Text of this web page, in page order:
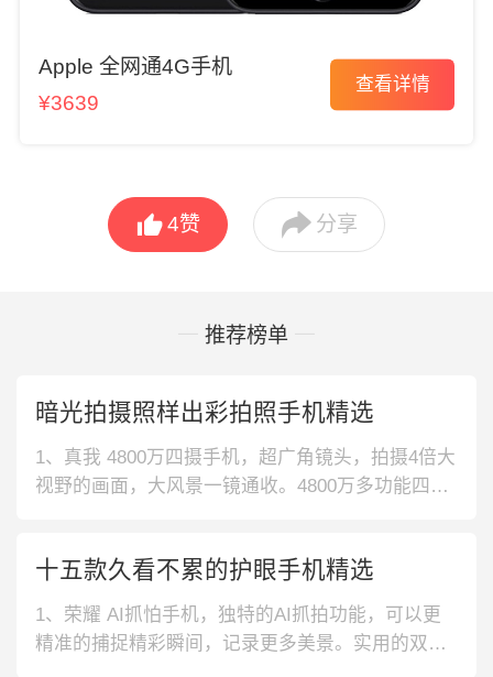
Apple 全网通4G手机
¥3639
查看详情
4赞  分享
推荐榜单
暗光拍摄照样出彩拍照手机精选
1、真我 4800万四摄手机，超广角镜头，拍摄4倍大
视野的画面，大风景一镜通收。4800万多功能四
8.3s的响应速度，操作更加迅猛。至高支持144Hz
屏幕刷新率，带来丝般顺滑的体验。3、真我 6400
万超
十五款久看不累的护眼手机精选
1、荣耀 AI抓怕手机，独特的AI抓拍功能，可以更
精准的捕捉精彩瞬间，记录更多美景。实用的双模